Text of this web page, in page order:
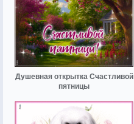
Душевная открытка Счастливой
пятницы